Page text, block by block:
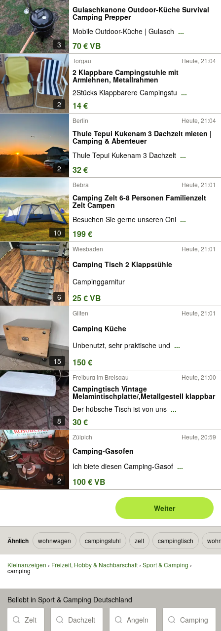
3
Gulaschkanone Outdoor-Küche Survival
Camping Prepper
Mobile Outdoor-Küche | Gulasch ...
70 € VB
2
Torgau Heute, 21:04
2 Klappbare Campingstuhle mit
Armlehnen, Metallrahmen
2Stücks Klappbarere Campingstu ...
14 €
2
Berlin Heute, 21:04
Thule Tepui Kukenam 3 Dachzelt mieten |
Camping & Abenteuer
Thule Tepui Kukenam 3 Dachzelt ...
32 €
10
Bebra Heute, 21:01
Camping Zelt 6-8 Personen Familienzelt
Zelt Campen
Besuchen Sie gerne unseren Onl ...
199 €
6
Wiesbaden Heute, 21:01
Camping Tisch 2 Klappstühle
Campinggarnitur
25 € VB
15
Gilten Heute, 21:01
Camping Küche
Unbenutzt, sehr praktische und ...
150 €
8
Freiburg im Breisgau Heute, 21:00
Campingtisch Vintage
Melamintischplatte/,Metallgestell klappbar
Der hübsche Tisch ist von uns ...
30 €
2
Zülpich Heute, 20:59
Camping-Gasofen
Ich biete diesen Camping-Gasof ...
100 € VB
Weiter
Ähnlich wohnwagen campingstuhl zelt campingtisch
Kleinanzeigen Freizeit, Hobby & Nachbarschaft Sport & Camping
camping
Beliebt in Sport & Camping Deutschland
Zelt Dachzelt Angeln Camping